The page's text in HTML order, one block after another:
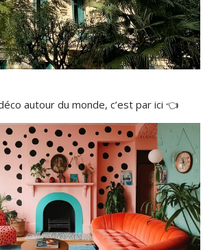
autour du monde, c’est par ici 👈